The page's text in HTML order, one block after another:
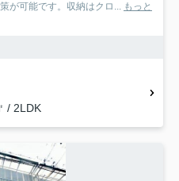
が可能です。収納はクロ... もっと
/ 2LDK